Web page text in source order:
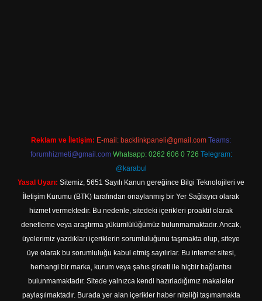
Reklam ve İletişim: E-mail: backlinkpaneli@gmail.com Teams:
forumhizmeti@gmail.com Whatsapp: 0262 606 0 726 Telegram:
@karabul
Yasal Uyarı: Sitemiz, 5651 Sayılı Kanun gereğince Bilgi Teknolojileri ve
İletişim Kurumu (BTK) tarafından onaylanmış bir Yer Sağlayıcı olarak
hizmet vermektedir. Bu nedenle, sitedeki içerikleri proaktif olarak
denetleme veya araştırma yükümlülüğümüz bulunmamaktadır. Ancak,
üyelerimiz yazdıkları içeriklerin sorumluluğunu taşımakta olup, siteye
üye olarak bu sorumluluğu kabul etmiş sayılırlar. Bu internet sitesi,
herhangi bir marka, kurum veya şahıs şirketi ile hiçbir bağlantısı
bulunmamaktadır. Sitede yalnızca kendi hazırladığımız makaleler
paylaşılmaktadır. Burada yer alan içerikler haber niteliği taşımamakta